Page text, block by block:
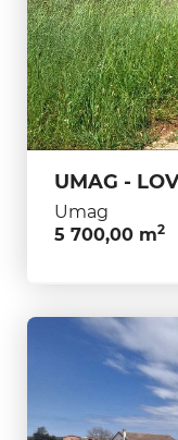
Umag
5 700,00 m2